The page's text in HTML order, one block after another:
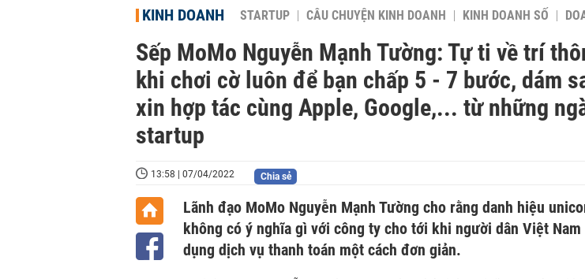
KINH DOANH STARTUP CÂU CHUYỆN KINH DOANH KINH DOANH SỐ
Sếp MoMo Nguyễn Mạnh Tường: Tự ti về trí
khi chơi cờ luôn để bạn chấp 5 - 7 bước, dám
xin hợp tác cùng Apple, Google,... từ những
startup
13:58 | 07/04/2022 Chia sẻ
Lãnh đạo MoMo Nguyễn Mạnh Tường cho rằng danh hiệu
không có ý nghĩa gì với công ty cho tới khi người dân Việt
dụng dịch vụ thanh toán một cách đơn giản.